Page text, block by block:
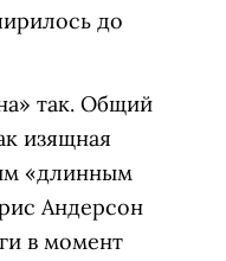
до
так. Общий
изящная
«длинным
Андерсон
в момент